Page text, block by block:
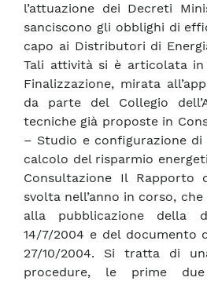
l’attuazione dei Decreti
sanciscono gli obblighi di
capo ai Distributori di
Tali attività si è articolata
Finalizzazione, mirata
da parte del Collegio
tecniche già proposte in
– Studio e configurazione di
calcolo del risparmio
Consultazione Il Rapporto
svolta nell’anno in corso,
alla pubblicazione della
14/7/2004 e del documento
27/10/2004. Si tratta di
procedure, le prime